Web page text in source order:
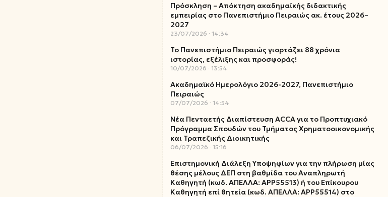
Πρόσκληση – Απόκτηση ακαδημαϊκής διδακτικής
εμπειρίας στο Πανεπιστήμιο Πειραιώς ακ. έτους 2026–
2027
23/07/2026 14:34
Το Πανεπιστήμιο Πειραιώς γιορτάζει 88 χρόνια
ιστορίας, εξέλιξης και προσφοράς!
10/07/2026 13:54
Ακαδημαϊκό Ημερολόγιο 2026-2027, Πανεπιστήμιο
Πειραιώς
07/07/2026 14:54
Νέα Πενταετής Διαπίστευση ACCA για το Προπτυχιακό
Πρόγραμμα Σπουδών του Τμήματος Χρηματοοικονομικής
και Τραπεζικής Διοικητικής
06/07/2026 15:16
Επιστημονική Διάλεξη Υποψηφίων για την πλήρωση μίας
θέσης μέλους ΔΕΠ στη βαθμίδα του Αναπληρωτή
Καθηγητή (κωδ. ΑΠΕΛΛΑ: ΑΡΡ55513) ή του Επίκουρου
Καθηγητή επί θητεία (κωδ. ΑΠΕΛΛΑ: ΑΡΡ55514) στο